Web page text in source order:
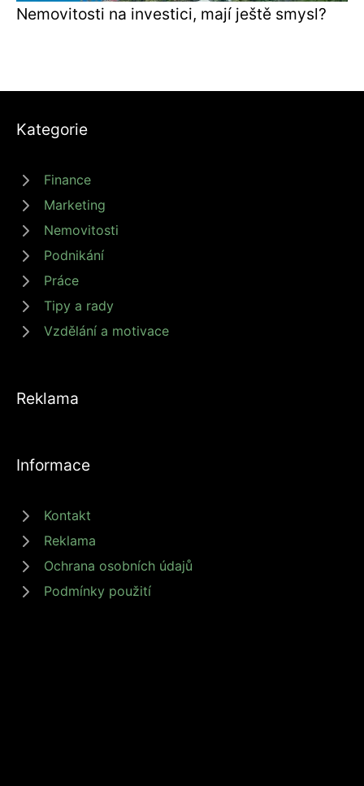
Nemovitosti na investici, mají ještě smysl?
Kategorie
Finance
Marketing
Nemovitosti
Podnikání
Práce
Tipy a rady
Vzdělání a motivace
Reklama
Informace
Kontakt
Reklama
Ochrana osobních údajů
Podmínky použití